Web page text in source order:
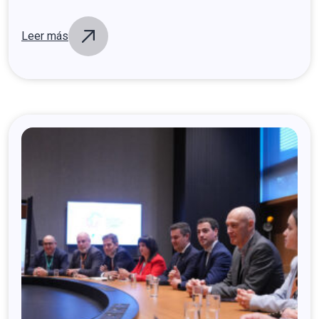
Leer más